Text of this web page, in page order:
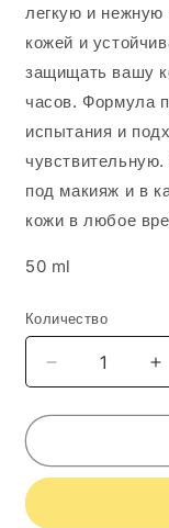
легкую и нежную
кожей и
защищать вашу
часов. Формула
испытания и
под макияж и в
кожи в любое
50 ml
Количество
Уменьшить
количество
GiGi
CARE